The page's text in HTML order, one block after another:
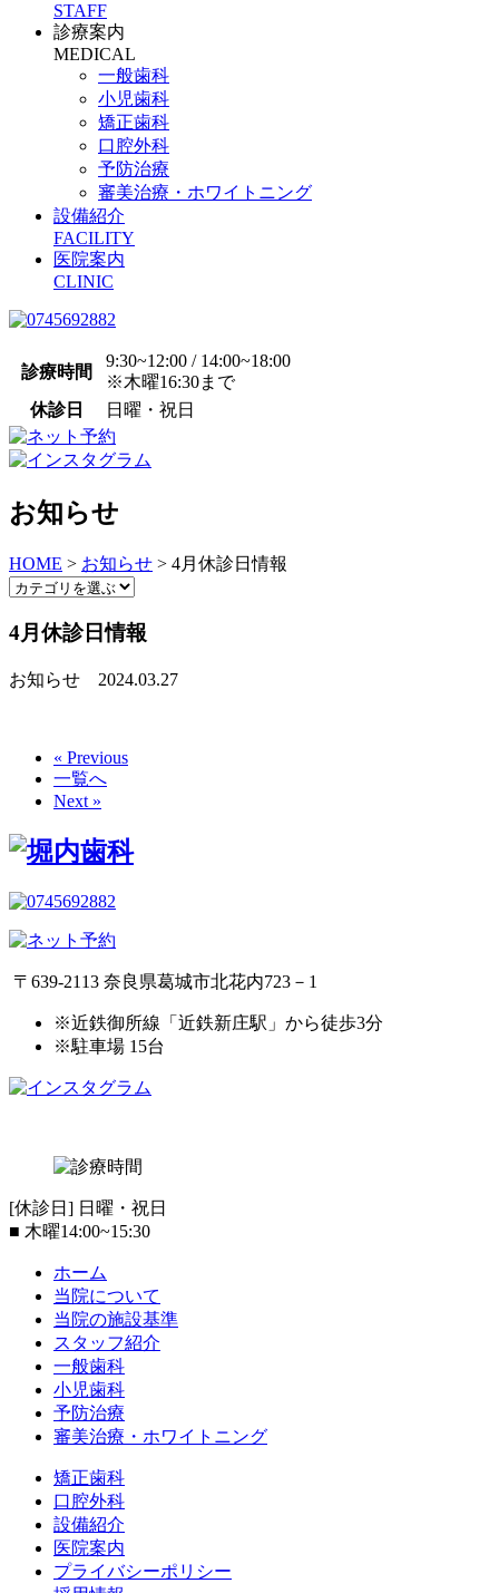
STAFF
診療案内
MEDICAL
一般歯科
小児歯科
矯正歯科
口腔外科
予防治療
審美治療・ホワイトニング
設備紹介
FACILITY
医院案内
CLINIC
診療時間
9:30~12:00 / 14:00~18:00
※木曜16:30まで
休診日
日曜・祝日
お知らせ
HOME > お知らせ > 4月休診日情報
4月休診日情報
お知らせ 2024.03.27
« Previous
一覧へ
Next »
〒639-2113 奈良県葛城市北花内723－1
※近鉄御所線「近鉄新庄駅」から徒歩3分
※駐車場 15台
[休診日] 日曜・祝日
■ 木曜14:00~15:30
ホーム
当院について
当院の施設基準
スタッフ紹介
一般歯科
小児歯科
予防治療
審美治療・ホワイトニング
矯正歯科
口腔外科
設備紹介
医院案内
プライバシーポリシー